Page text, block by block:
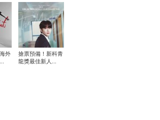
外
搶票預備！新科青
龍獎最佳新人...